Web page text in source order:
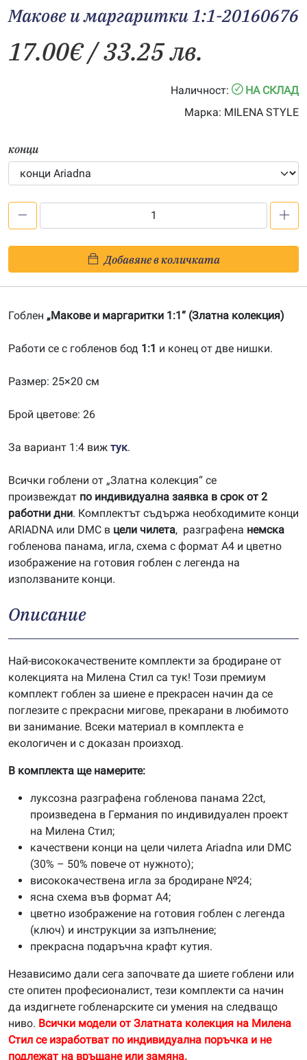
Макове и маргаритки 1:1-20160676
17.00€/ 33.25 лв.
Наличност:
НА СКЛАД
Марка: MILENA STYLE
конци
и
маргаритки
20160676
Добавяне в количката
Гоблен „Макове и маргаритки 1:1“ (Златна колекция)
Работи се с гобленов бод 1:1 и конец от две нишки.
Размер: 25×20 см
Брой цветове: 26
За вариант 1:4 виж тук.
Всички гоблени от „Златна колекция“ се
произвеждат по индивидуална заявка в срок от 2
работни дни. Комплектът съдържа необходимите конци
ARIADNA или DMC в цели чилета, разграфена немска
гобленова панама, игла, схема с формат А4 и цветно
изображение на готовия гоблен с легенда на
използваните конци.
Описание
Най-висококачествените комплекти за бродиране от
колекцията на Милена Стил са тук! Този премиум
комплект гоблен за шиене е прекрасен начин да се
поглезите с прекрасни мигове, прекарани в любимото
ви занимание. Всеки материал в комплекта е
екологичен и с доказан произход.
В комплекта ще намерите:
луксозна разграфена гобленова панама 22ct,
произведена в Германия по индивидуален проект
на Милена Стил;
качествени конци на цели чилета Ariadna или DMC
(30% – 50% повече от нужното);
висококачествена игла за бродиране №24;
ясна схема във формат А4;
цветно изображение на готовия гоблен с легенда
(ключ) и инструкции за изпълнение;
прекрасна подаръчна крафт кутия.
Независимо дали сега започвате да шиете гоблени или
сте опитен професионалист, тези комплекти са начин
да издигнете гобленарските си умения на следващо
ниво. Всички модели от Златната колекция на Милена
Стил се изработват по индивидуална поръчка и не
подлежат на връщане или замяна.